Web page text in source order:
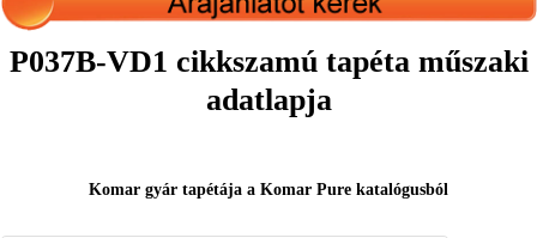
P037B-VD1 cikkszamú tapéta műszaki
adatlapja
Komar gyár tapétája a Komar Pure katalógusból